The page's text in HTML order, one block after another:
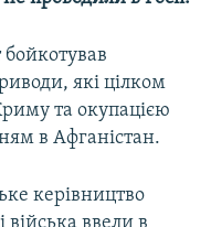
бойкотував
які цілком
та окупацією
в Афганістан.
керівництво